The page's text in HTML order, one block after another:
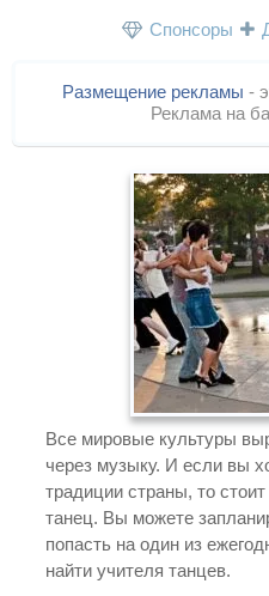
Спонсоры
Размещение рекламы -
Реклама на
Все мировые культуры
через музыку. И если вы
традиции страны, то
танец. Вы можете
попасть на один из
найти учителя танцев.